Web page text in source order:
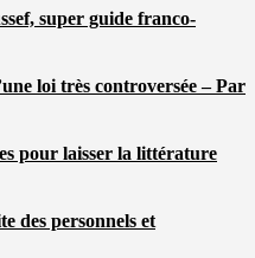
super guide franco-
loi très controversée – Par
pour laisser la littérature
des personnels et